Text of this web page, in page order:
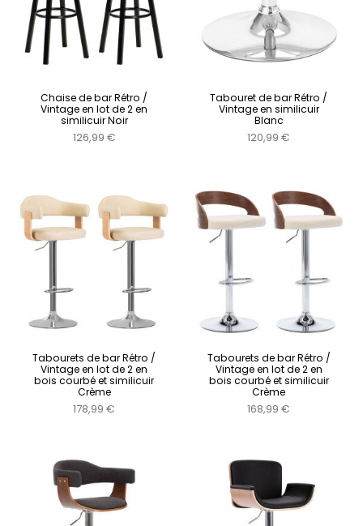
Chaise de bar Rétro /
Vintage en lot de 2 en
similicuir Noir
126,99 €
Tabouret de bar Rétro /
Vintage en similicuir
Blanc
120,99 €
Tabourets de bar Rétro /
Vintage en lot de 2 en
bois courbé et similicuir
Crème
178,99 €
Tabourets de bar Rétro /
Vintage en lot de 2 en
bois courbé et similicuir
Crème
168,99 €